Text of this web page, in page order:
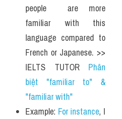
people  are more
familiar with this
language compared to
French or Japanese. >>
IELTS TUTOR Phân
biệt "familiar to" &
"familiar with"
Example: For instance, I